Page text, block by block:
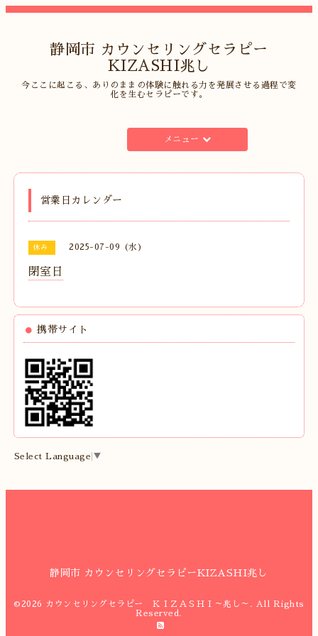
静岡市 カウンセリングセラピー
KIZASHI兆し
今ここに起こる、ありのままの体験に触れる力を発展させる過程で変
化を生むセラピーです。
メニュー
営業日カレンダー
休み 2025-07-09 (水)
閉室日
携帯サイト
Select Language ▼
静岡市 カウンセリングセラピーKIZASHI兆し
©2026 カウンセリングセラピー ＫＩＺＡＳＨＩ～兆し～ . All Rights
Reserved.